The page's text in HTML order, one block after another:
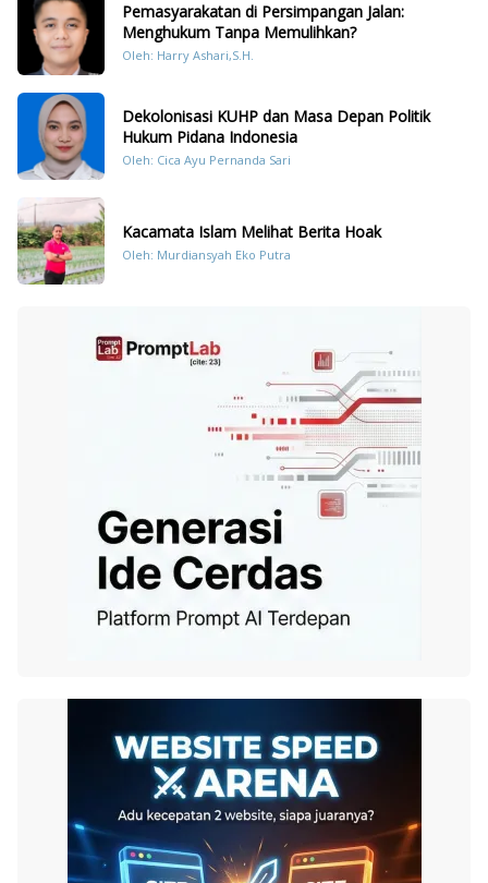
Pemasyarakatan di Persimpangan Jalan:
Menghukum Tanpa Memulihkan?
Oleh: Harry Ashari,S.H.
Dekolonisasi KUHP dan Masa Depan Politik
Hukum Pidana Indonesia
Oleh: Cica Ayu Pernanda Sari
Kacamata Islam Melihat Berita Hoak
Oleh: Murdiansyah Eko Putra